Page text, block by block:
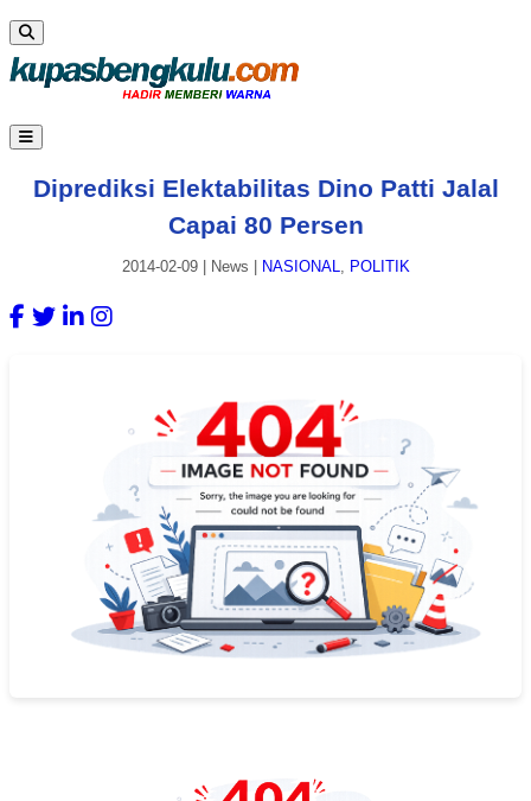
Diprediksi Elektabilitas Dino Patti Jalal
Capai 80 Persen
2014-02-09| News NASIONAL, POLITIK